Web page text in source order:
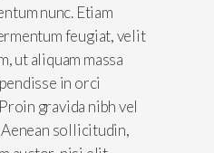
nunc. Etiam
feugiat, velit
ut aliquam massa
in orci
gravida nibh vel
sollicitudin,